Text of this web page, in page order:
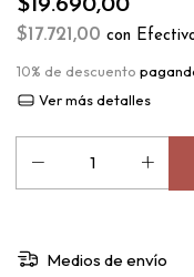
$19.690,00
$17.721,00 con
10% de descuento
Ver más detalles
Medios de envío